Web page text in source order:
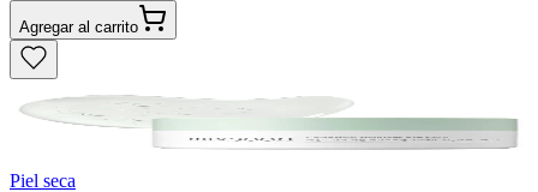
Agregar al carrito
Piel seca